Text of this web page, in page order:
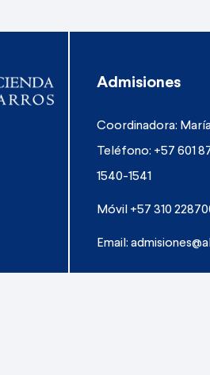
Admisiones
Coordinadora:
Teléfono: +57 601
1540-1541
Móvil +57 310
Email: